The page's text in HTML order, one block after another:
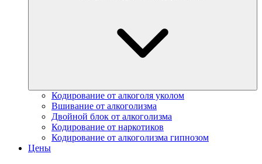
Кодирование от алкоголя уколом
Вшивание от алкоголизма
Двойной блок от алкоголизма
Кодирование от наркотиков
Кодирование от алкоголизма гипнозом
Цены